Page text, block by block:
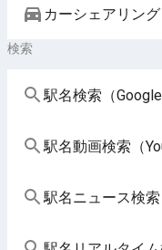
カーシェアリング
検索
駅名検索（Google
駅名動画検索（
駅名ニュース検索